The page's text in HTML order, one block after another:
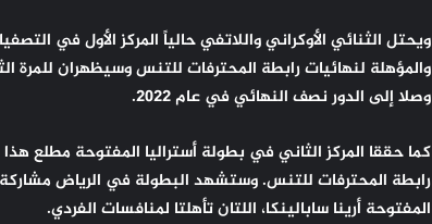
ويحتل الثنائي الأوكراني واللاتفي حالياً المركز الأول في
والمؤهلة لنهائيات رابطة المحترفات للتنس وسيظهران للمرة
وصلا إلى الدور نصف النهائي في عام 2022.
كما حققا المركز الثاني في بطولة أستراليا المفتوحة مطلع هذا
رابطة المحترفات للتنس. وستشهد البطولة في الرياض مشاركة
المفتوحة أرينا سابالينكا، اللتان تأهلتا لمنافسات الفردي.